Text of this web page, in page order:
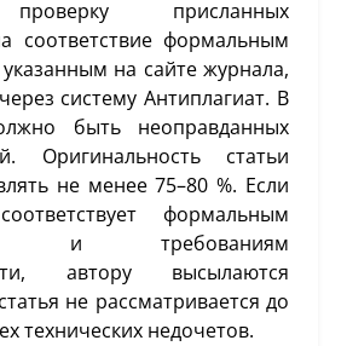
присланных
соответствие формальным
на сайте журнала,
систему Антиплагиат. В
быть неоправданных
Оригинальность статьи
не менее 75–80 %. Если
формальным
и требованиям
автору высылаются
не рассматривается до
технических недочетов.